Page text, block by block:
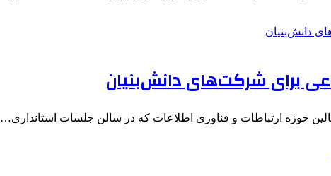
برای شرکت‌های دانش‌بنیان
حوزه ارتباطات و فناوری اطلاعات که در سالن جلسات استانداری…